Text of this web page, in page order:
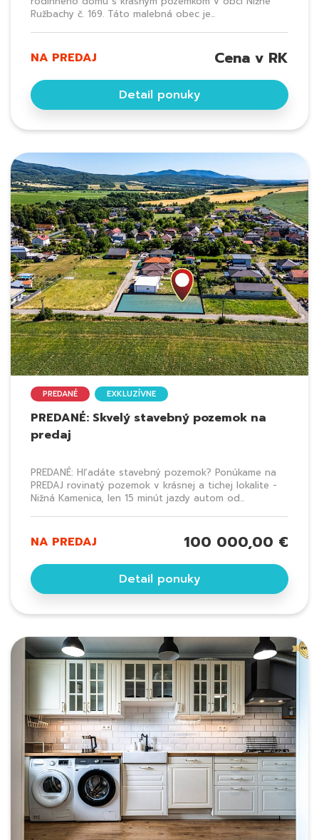
Ružbachy č. 169. Táto malebná obec je...
NA PREDAJ Cena v RK
Detail ponuky
PREDANÉ EXKLUZÍVNE
PREDANÉ: Skvelý stavebný pozemok na
predaj
PREDANÉ: Hľadáte stavebný pozemok? Ponúkame na
PREDAJ rovinatý pozemok v krásnej a tichej lokalite -
Nižná Kamenica, len 15 minút jazdy autom od...
NA PREDAJ 100 000,00 €
Detail ponuky